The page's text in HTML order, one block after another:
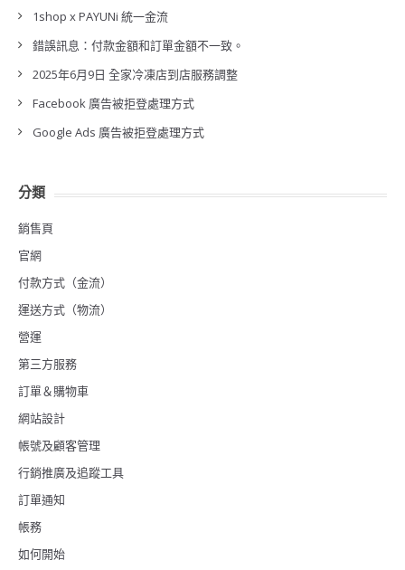
1shop x PAYUNi 統一金流
錯誤訊息：付款金額和訂單金額不一致。
2025年6月9日 全家冷凍店到店服務調整
Facebook 廣告被拒登處理方式
Google Ads 廣告被拒登處理方式
分類
銷售頁
官網
付款方式（金流）
運送方式（物流）
營運
第三方服務
訂單＆購物車
網站設計
帳號及顧客管理
行銷推廣及追蹤工具
訂單通知
帳務
如何開始